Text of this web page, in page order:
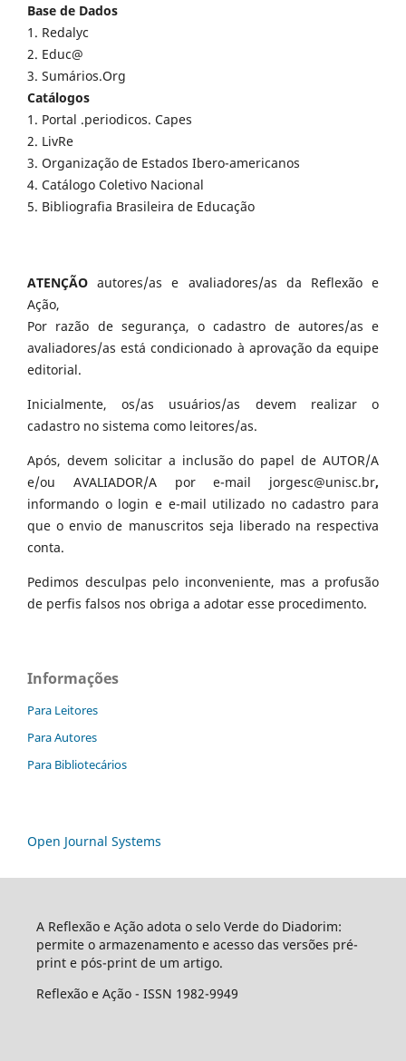
Base de Dados
1. Redalyc
2. Educ@
3. Sumários.Org
Catálogos
1. Portal .periodicos. Capes
2. LivRe
3. Organização de Estados Ibero-americanos
4. Catálogo Coletivo Nacional
5. Bibliografia Brasileira de Educação
ATENÇÃO autores/as e avaliadores/as da Reflexão e
Ação,
Por razão de segurança, o cadastro de autores/as e
avaliadores/as está condicionado à aprovação da equipe
editorial.
Inicialmente, os/as usuários/as devem realizar o
cadastro no sistema como leitores/as.
Após, devem solicitar a inclusão do papel de AUTOR/A
e/ou AVALIADOR/A por e-mail jorgesc@unisc.br,
informando o login e e-mail utilizado no cadastro para
que o envio de manuscritos seja liberado na respectiva
conta.
Pedimos desculpas pelo inconveniente, mas a profusão
de perfis falsos nos obriga a adotar esse procedimento.
Informações
Para Leitores
Para Autores
Para Bibliotecários
Open Journal Systems
A Reflexão e Ação adota o selo Verde do Diadorim:
permite o armazenamento e acesso das versões pré-
print e pós-print de um artigo.
Reflexão e Ação - ISSN 1982-9949